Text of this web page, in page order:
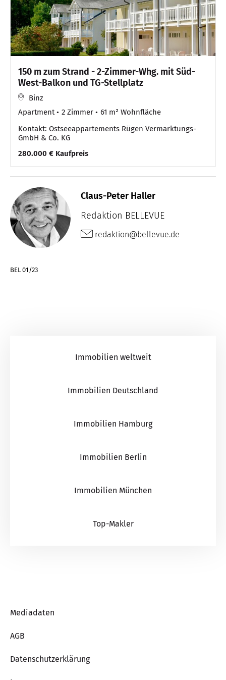
150 m zum Strand - 2-Zimmer-Whg. mit Süd-
West-Balkon und TG-Stellplatz
Binz
Apartment
2 Zimmer
61 m² Wohnfläche
Kontakt: Ostseeappartements Rügen Vermarktungs-
GmbH & Co. KG
280.000 € Kaufpreis
Claus-Peter Haller
Redaktion BELLEVUE
redaktion@bellevue.de
BEL 01/23
Immobilien weltweit
Immobilien Deutschland
Immobilien Hamburg
Immobilien Berlin
Immobilien München
Top-Makler
Mediadaten
AGB
Datenschutzerklärung